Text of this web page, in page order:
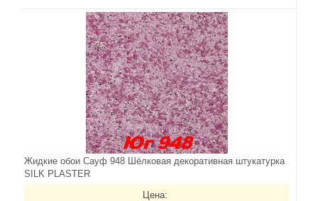
Жидкие обои Сауф 948 Шёлковая декоративная штукатурка
SILK PLASTER
Цена: